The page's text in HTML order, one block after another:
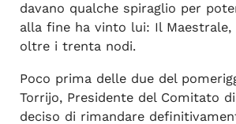
davano qualche spiraglio per
alla fine ha vinto lui: Il
oltre i trenta nodi.
Poco prima delle due del
Torrijo, Presidente del Comitato
deciso di rimandare